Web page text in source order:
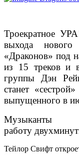
Троекратное
выхода нового
«Драконов» под
из 15 треков и
группы Дэн
станет
выпущенного в
Музыканты
работу
Тейлор Свифт